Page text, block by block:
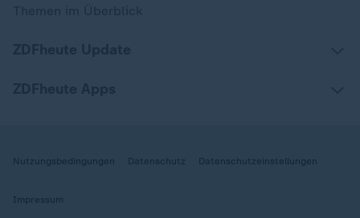
Nutzungsbedingungen Datenschutz Datenschutzeinstellungen
Impressum